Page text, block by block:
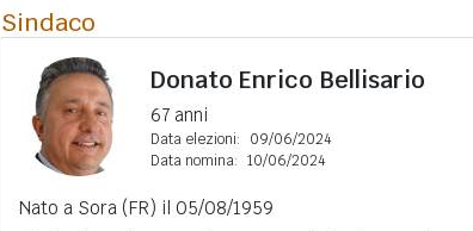
Sindaco
Donato Enrico Bellisario
67 anni
Data elezioni:
09/06/2024
Data nomina: 10/06/2024
Nato a Sora (FR) il 05/08/1959